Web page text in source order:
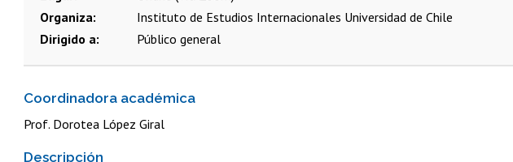
Organiza
Instituto de Estudios Internacionales Universidad de Chile
Dirigido a
Público general
Coordinadora académica
Prof. Dorotea López Giral
Descripción